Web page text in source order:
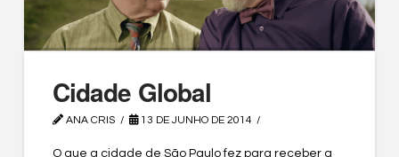
Cidade Global
ANA CRIS 13 DE JUNHO DE 2014
O que a cidade de São Paulo fez para receber a